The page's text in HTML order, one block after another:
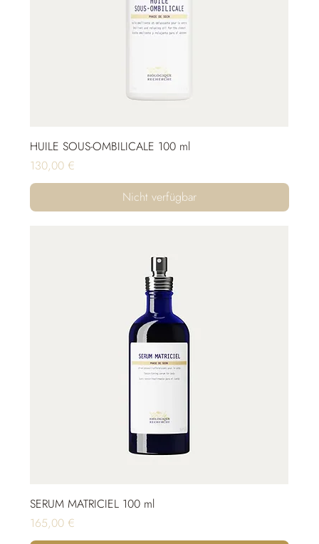
HUILE SOUS-OMBILICALE 100 ml
Preis
130,00 €
Nicht verfügbar
SERUM MATRICIEL 100 ml
Preis
165,00 €